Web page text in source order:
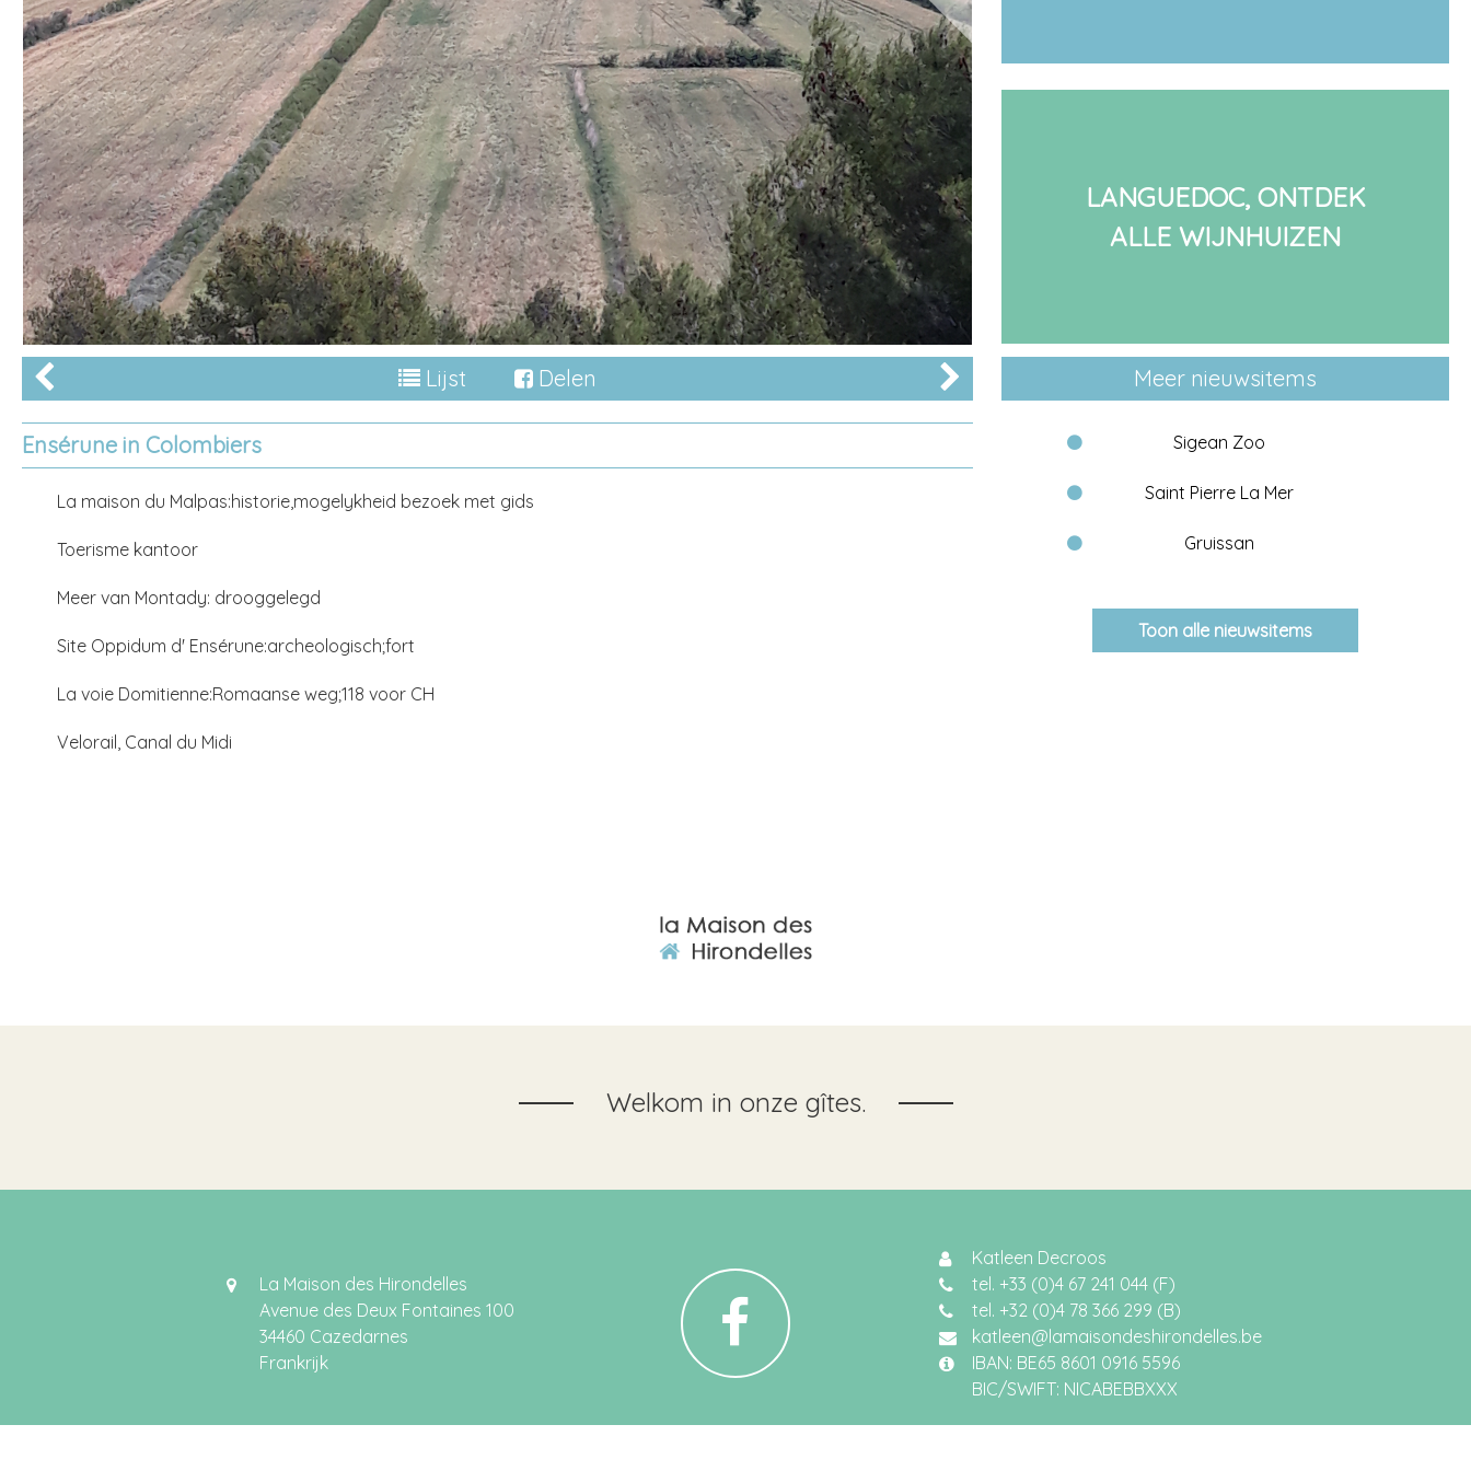
Lijst Delen
Ensérune in Colombiers
La maison du Malpas:historie,mogelykheid bezoek met gids
Toerisme kantoor
Meer van Montady: drooggelegd
Site Oppidum d' Ensérune:archeologisch;fort
La voie Domitienne:Romaanse weg;118 voor CH
Velorail, Canal du Midi
LANGUEDOC, ONTDEK
ALLE WIJNHUIZEN
Meer nieuwsitems
Sigean Zoo
Saint Pierre La Mer
Gruissan
Toon alle nieuwsitems
Welkom in onze gîtes.
La Maison des Hirondelles
Avenue des Deux Fontaines 100
34460 Cazedarnes
Frankrijk
Katleen Decroos
tel. +33 (0)4 67 241 044 (F)
tel. +32 (0)4 78 366 299 (B)
katleen@lamaisondeshirondelles.be
IBAN: BE65 8601 0916 5596
BIC/SWIFT: NICABEBBXXX